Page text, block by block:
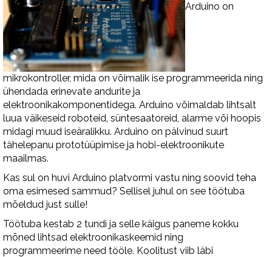
Arduino on
mikrokontroller, mida on võimalik ise programmeerida ning
ühendada erinevate andurite ja
elektroonikakomponentidega. Arduino võimaldab lihtsalt
luua väikeseid roboteid, süntesaatoreid, alarme või hoopis
midagi muud iseäralikku. Arduino on pälvinud suurt
tähelepanu prototüüpimise ja hobi-elektroonikute
maailmas.
Kas sul on huvi Arduino platvormi vastu ning soovid teha
oma esimesed sammud? Sellisel juhul on see töötuba
mõeldud just sulle!
Töötuba kestab 2 tundi ja selle käigus paneme kokku
mõned lihtsad elektroonikaskeemid ning
programmeerime need tööle. Koolitust viib läbi